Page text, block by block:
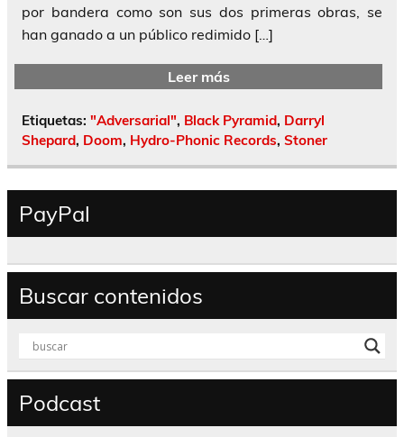
por bandera como son sus dos primeras obras, se
han ganado a un público redimido […]
Leer más
Etiquetas: "Adversarial", Black Pyramid, Darryl
Shepard, Doom, Hydro-Phonic Records, Stoner
PayPal
Buscar contenidos
Podcast